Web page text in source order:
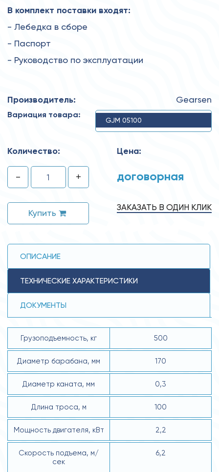
В комплект поставки входят:
- Лебедка в сборе
- Паспорт
- Руководство по эксплуатации
Производитель: Gearsen
Вариация товара:
GJM 05100
Количество:
- +
Купить
Цена:
договорная
ЗАКАЗАТЬ В ОДИН КЛИК
ОПИСАНИЕ
ТЕХНИЧЕСКИЕ ХАРАКТЕРИСТИКИ
ДОКУМЕНТЫ
Грузоподъемность, кг 500
Диаметр барабана, мм 170
Диаметр каната, мм 0,3
Длина троса, м 100
Мощность двигателя, кВт 2,2
Скорость подъема, м/
сек
6,2